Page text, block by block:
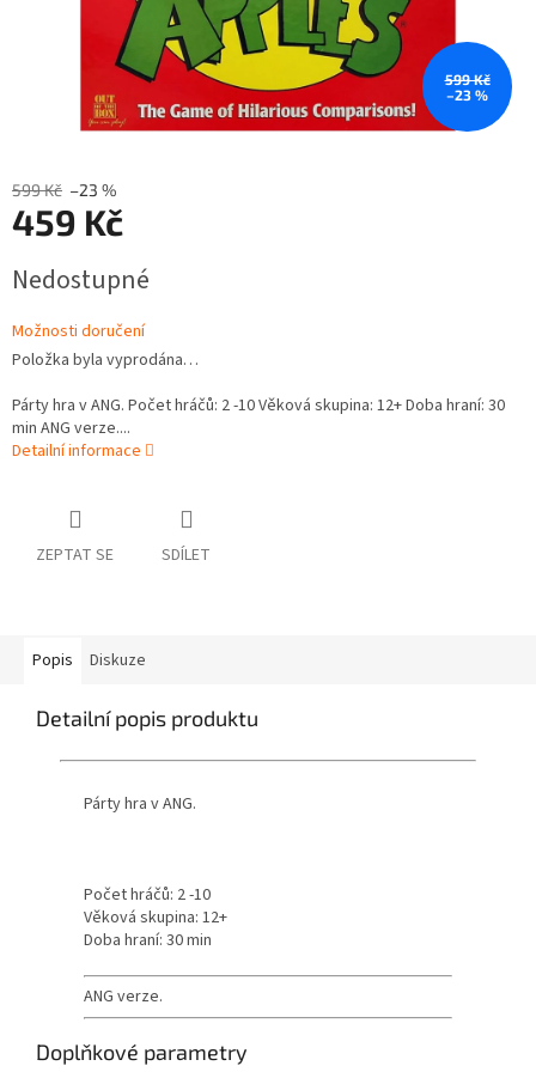
599 Kč
–23 %
599 Kč –23 %
459 Kč
cena:
Nedostupné
Možnosti doručení
Položka byla vyprodána…
Párty hra v ANG. Počet hráčů: 2 -10 Věková skupina: 12+ Doba hraní: 30
min ANG verze....
Detailní informace
ZEPTAT SE SDÍLET
Popis Diskuze
Detailní popis produktu
Párty hra v ANG.
Počet hráčů: 2 -10
Věková skupina: 12+
Doba hraní: 30 min
ANG verze.
Doplňkové parametry